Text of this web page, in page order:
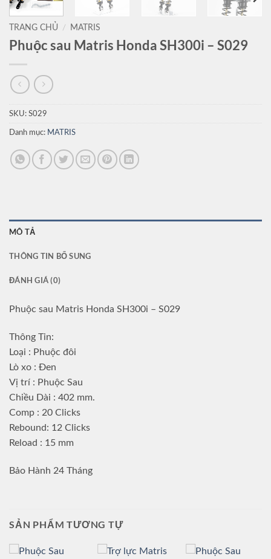
TRANG CHỦ / MATRIS
Phuộc sau Matris Honda SH300i – S029
SKU: S029
Danh mục: MATRIS
MÔ TẢ
THÔNG TIN BỔ SUNG
ĐÁNH GIÁ (0)
Phuộc sau Matris Honda SH300i – S029
Thông Tin:
Loại : Phuộc đôi
Lò xo : Đen
Vị trí : Phuộc Sau
Chiều Dài : 402 mm.
Comp : 20 Clicks
Rebound: 12 Clicks
Reload : 15 mm
Bảo Hành 24 Tháng
SẢN PHẨM TƯƠNG TỰ